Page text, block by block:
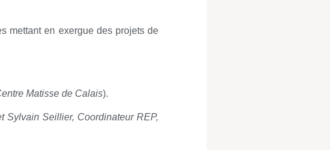
mettant en exergue des projets de
Matisse de Calais).
Sylvain Seillier, Coordinateur REP,